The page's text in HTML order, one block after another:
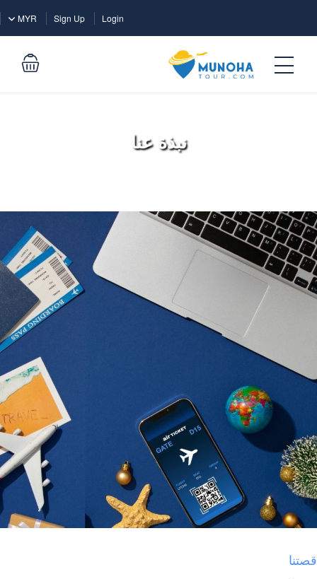
Login
Login
Sign Up
MYR
نبذة عنا
قصتنا